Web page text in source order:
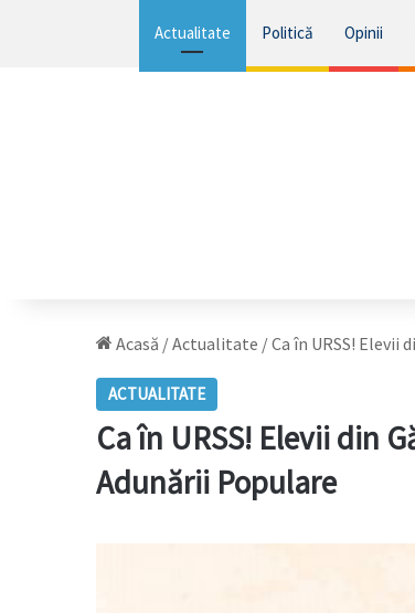
Actualitate Politică Opinii
Acasă /Actualitate /Ca în URSS! Elevii
ACTUALITATE
Ca în URSS! Elevii din
Adunării Populare